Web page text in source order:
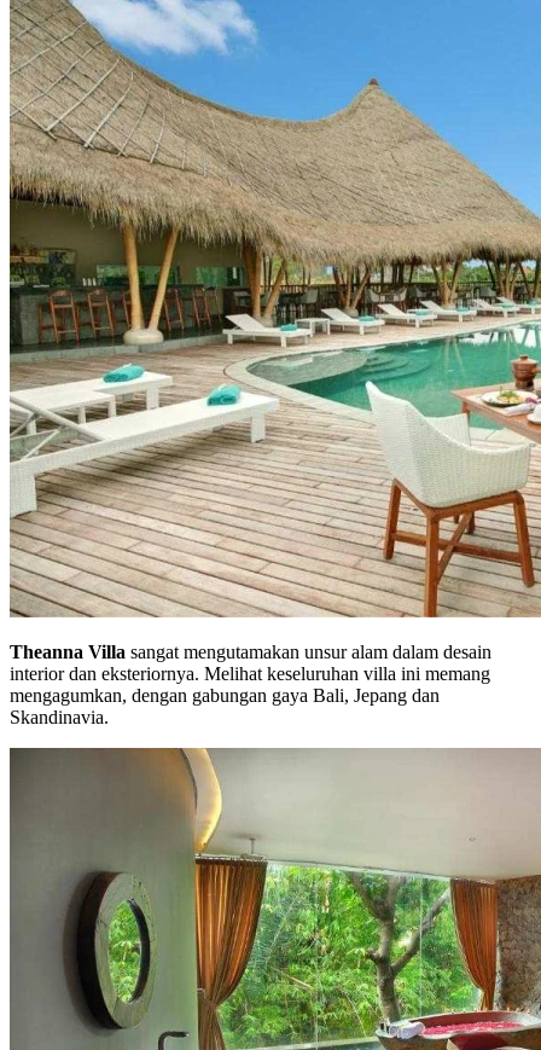
Theanna Villa sangat mengutamakan unsur alam dalam desain
interior dan eksteriornya. Melihat keseluruhan villa ini memang
mengagumkan, dengan gabungan gaya Bali, Jepang dan
Skandinavia.